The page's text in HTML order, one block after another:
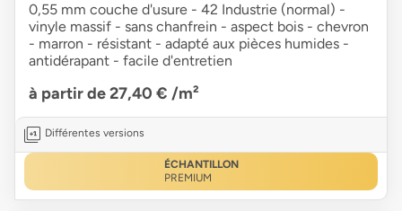
0,55 mm couche d'usure - 42 Industrie (normal) -
vinyle massif - sans chanfrein - aspect bois - chevron
- marron - résistant - adapté aux pièces humides -
antidérapant - facile d'entretien
à partir de 27,40 € /m²
Différentes versions
ÉCHANTILLON
PREMIUM